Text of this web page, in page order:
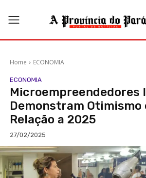
Home ECONOMIA
ECONOMIA
Microempreendedores
Demonstram Otimismo
Relação a 2025
27/02/2025